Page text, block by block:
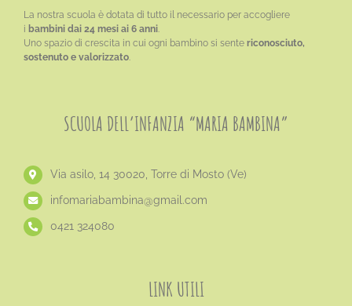
La nostra scuola è dotata di tutto il necessario per accogliere
i bambini dai 24 mesi ai 6 anni.
Uno spazio di crescita in cui ogni bambino si sente riconosciuto,
sostenuto e valorizzato.
SCUOLA DELL’INFANZIA “MARIA BAMBINA”
Via asilo, 14 30020, Torre di Mosto (Ve)
​infomariabambina@gmail.com
0421 324080
LINK UTILI